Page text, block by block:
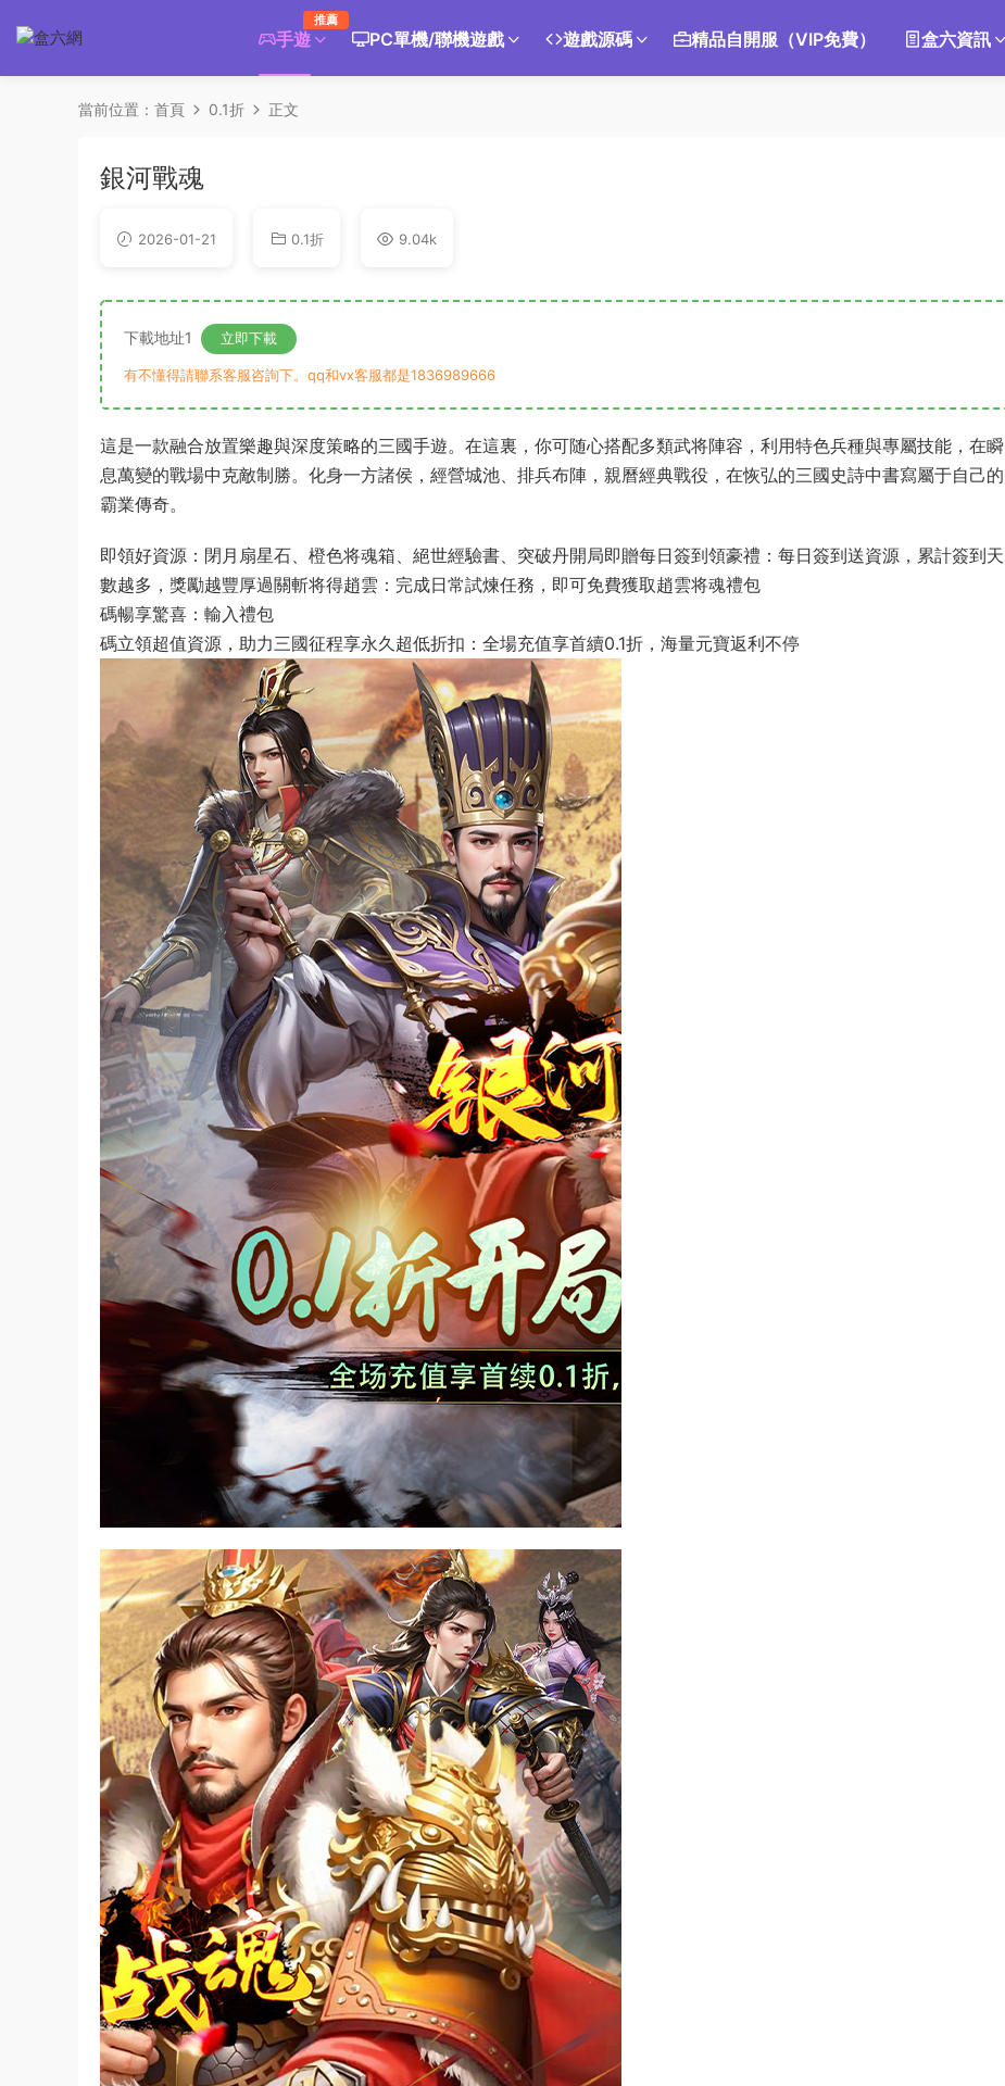
手遊
推薦
PC單機/聯機遊戲 遊戲源碼 精品自開服（VIP免費） 盒六資訊
當前位置： 首頁 0.1折 正文
銀河戰魂
2026-01-21 0.1折 9.04k
下載地址1 立即下載
有不懂得請聯系客服咨詢下。qq和vx客服都是1836989666
這是一款融合放置樂趣與深度策略的三國手遊。在這裏，你可随心搭配多類武将陣容，利用特色兵種與專屬技能，在瞬
息萬變的戰場中克敵制勝。化身一方諸侯，經營城池、排兵布陣，親曆經典戰役，在恢弘的三國史詩中書寫屬于自己的
霸業傳奇。
即領好資源：閉月扇星石、橙色将魂箱、絕世經驗書、突破丹開局即贈每日簽到領豪禮：每日簽到送資源，累計簽到天
數越多，獎勵越豐厚過關斬将得趙雲：完成日常試煉任務，即可免費獲取趙雲将魂禮包
碼暢享驚喜：輸入禮包
碼立領超值資源，助力三國征程享永久超低折扣：全場充值享首續0.1折，海量元寶返利不停